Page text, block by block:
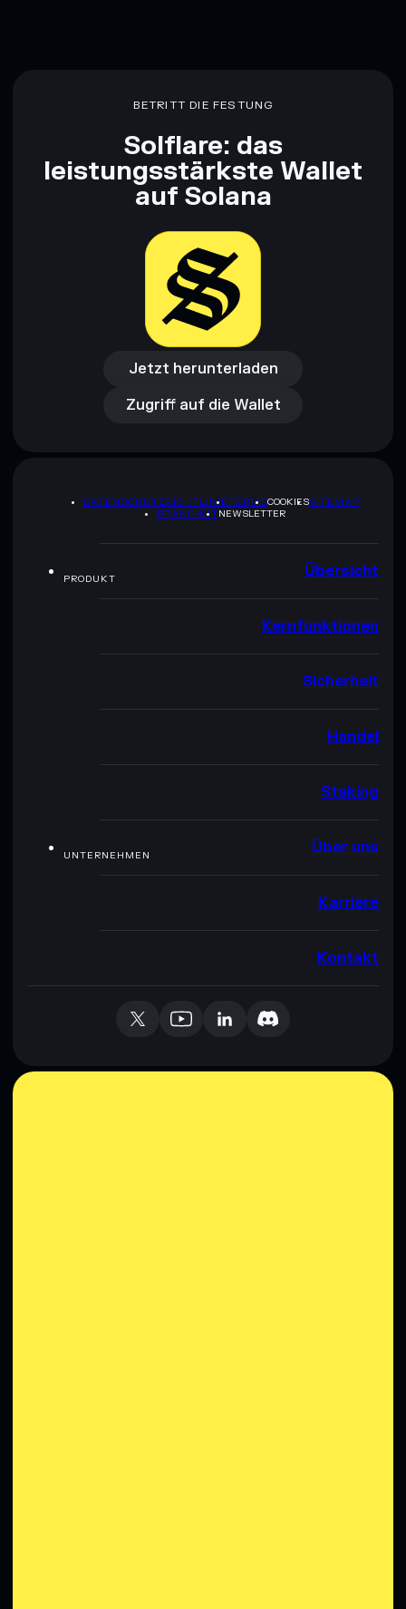
BETRITT DIE FESTUNG
Solflare: das
leistungsstärkste Wallet
auf Solana
Jetzt herunterladen
Jetzt herunterladen
Zugriff auf die Wallet
Zugriff auf die Wallet
DATENSCHUTZRICHTLINIETERMSCOOKIESSITEMAP
BRAND-KITNEWSLETTER
PRODUKT Übersicht
Kernfunktionen
Sicherheit
Handel
Staking
UNTERNEHMEN Über uns
Karriere
Kontakt